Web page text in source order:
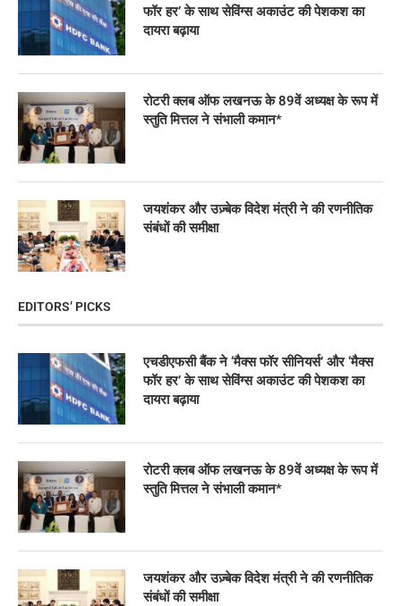
फॉर हर’ के साथ सेविंग्स अकाउंट की पेशकश का
दायरा बढ़ाया
रोटरी क्लब ऑफ लखनऊ के 89वें अध्यक्ष के रूप में
स्तुति मित्तल ने संभाली कमान*
जयशंकर और उज़्बेक विदेश मंत्री ने की रणनीतिक
संबंधों की समीक्षा
EDITORS’ PICKS
एचडीएफसी बैंक ने ‘मैक्स फॉर सीनियर्स’ और ‘मैक्स
फॉर हर’ के साथ सेविंग्स अकाउंट की पेशकश का
दायरा बढ़ाया
रोटरी क्लब ऑफ लखनऊ के 89वें अध्यक्ष के रूप में
स्तुति मित्तल ने संभाली कमान*
जयशंकर और उज़्बेक विदेश मंत्री ने की रणनीतिक
संबंधों की समीक्षा